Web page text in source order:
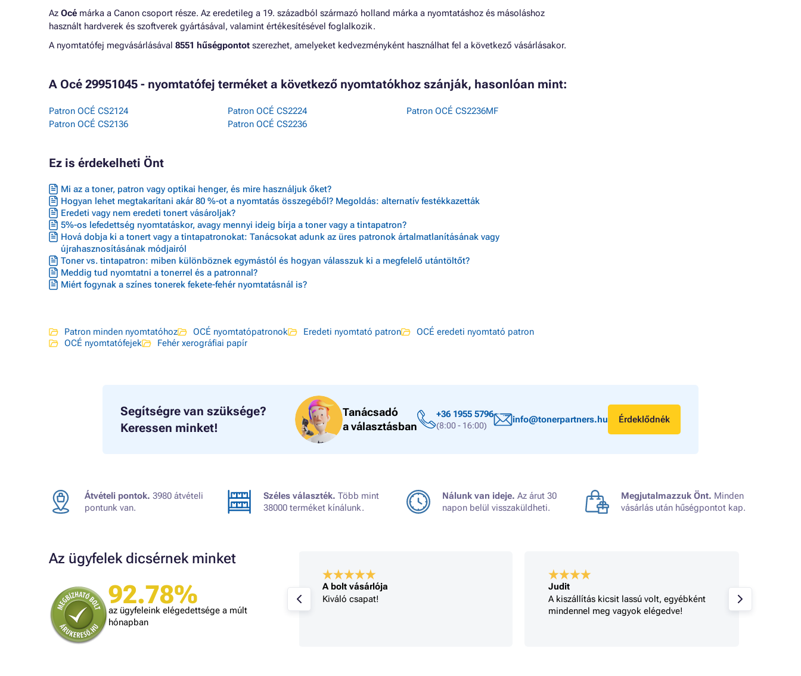
Az Océ márka a Canon csoport része. Az eredetileg a 19. századból származó holland márka a nyomtatáshoz és másoláshoz
használt hardverek és szoftverek gyártásával, valamint értékesítésével foglalkozik.
A nyomtatófej megvásárlásával 8551 hűségpontot szerezhet, amelyeket kedvezményként használhat fel a következő vásárlásakor.
A Océ 29951045 - nyomtatófej terméket a következő nyomtatókhoz szánják, hasonlóan mint:
Patron OCÉ CS2124
Patron OCÉ CS2136
Patron OCÉ CS2224
Patron OCÉ CS2236
Patron OCÉ CS2236MF
Ez is érdekelheti Önt
Mi az a toner, patron vagy optikai henger, és mire használjuk őket?
Hogyan lehet megtakarítani akár 80 %-ot a nyomtatás összegéből? Megoldás: alternatív festékkazetták
Eredeti vagy nem eredeti tonert vásároljak?
5%-os lefedettség nyomtatáskor, avagy mennyi ideig bírja a toner vagy a tintapatron?
Hová dobja ki a tonert vagy a tintapatronokat: Tanácsokat adunk az üres patronok ártalmatlanításának vagy
újrahasznosításának módjairól
Toner vs. tintapatron: miben különböznek egymástól és hogyan válasszuk ki a megfelelő utántöltőt?
Meddig tud nyomtatni a tonerrel és a patronnal?
Miért fogynak a színes tonerek fekete-fehér nyomtatásnál is?
Patron minden nyomtatóhoz OCÉ nyomtatópatronok Eredeti nyomtató patron
OCÉ eredeti nyomtató patron
OCÉ nyomtatófejek
Fehér xerográfiai papír
Segítségre van szüksége?
Keressen minket!
Tanácsadó
a választásban
+36 1955 5796
(8:00 - 16:00)
info@tonerpartners.hu Érdeklődnék
Átvételi pontok. 3980 átvételi
pontunk van.
Széles választék. Több mint
38000 terméket kínálunk.
Nálunk van ideje. Az árut 30
napon belül visszaküldheti.
Megjutalmazzuk Önt. Minden
vásárlás után hűségpontot kap.
Az ügyfelek dicsérnek minket
92.78%
az ügyfeleink elégedettsége a múlt
hónapban
A bolt vásárlója
Minden rendben volt.
A bolt vásárlója
Kiváló csapat!
Judit
A kiszállítás kicsit lassú volt, egyébként
mindennel meg vagyok elégedve!